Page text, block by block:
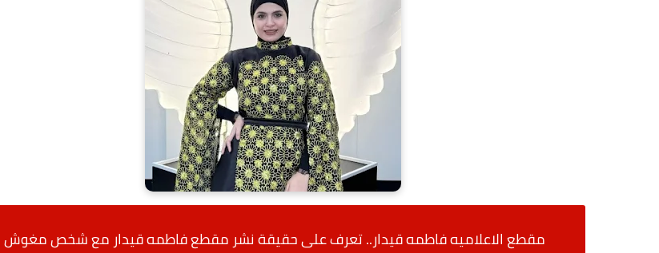
مقطع الاعلاميه فاطمه قيدار.. تعرف على حقيقة نشر مقطع فاطمه قيدار مع شخص مغوش